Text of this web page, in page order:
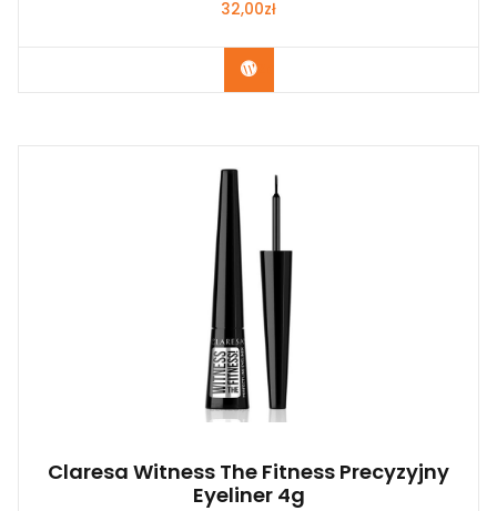
32,00zł
Zobacz
Claresa Witness The Fitness Precyzyjny
Eyeliner 4g